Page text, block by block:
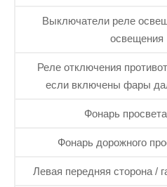
Выключатели реле
освещения
Реле отключения
если включены фары
Фонарь
Фонарь дорожного
Левая передняя сторона /